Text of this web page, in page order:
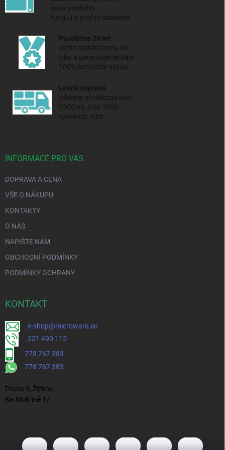
naše produkty
fungují a proč je nabízíme
Působíme 28 let
Jsme stabilní firma na
trhu a garantujeme Vám
100% bezpečný nákup.
Levná doprava
zdarma při nákupu nad
2500 Kč, přes 3500
výdejních míst
INFORMACE PRO VÁS
DOPRAVA A CENA
VŠE O NÁKUPU
KONTAKTY
O NÁS
NAPIŠTE NÁM
OBCHODNÍ PODMÍNKY
PODMÍNKY OCHRANY
KONTAKT
e-shop@microware.eu
221 490 115
778 767 383
778 767 383
Praha 3, Žižkov,
Na Mokřině 17